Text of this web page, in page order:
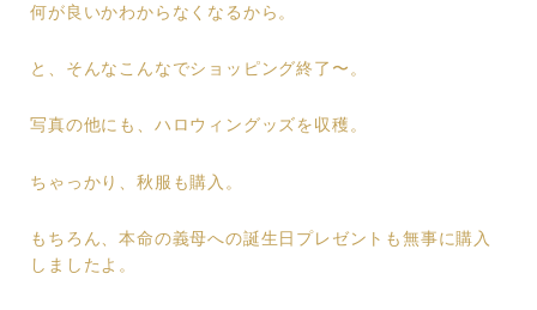
何が良いかわからなくなるから。
と、そんなこんなでショッピング終了〜。
写真の他にも、ハロウィングッズを収穫。
ちゃっかり、秋服も購入。
もちろん、本命の義母への誕生日プレゼントも無事に購入
しましたよ。